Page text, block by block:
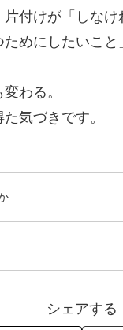
付けが「しな
めにしたいこ
わる。
気づきです。
シェアする